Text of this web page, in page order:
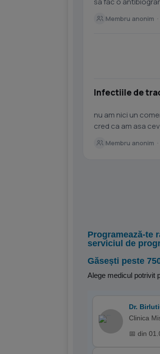
Membru anonim
Infectiile de
nu am nici un
cred ca am asa
Membru anonim
Programează-te
serviciul de
Găsești peste
Alege medicul potrivit
Dr.
Clinica
📅 din